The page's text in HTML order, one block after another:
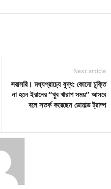
Next article
সরাসরি। মধ্যপ্রাচ্যে যুদ্ধ: কোনো চুক্তি
না হলে ইরানের “খুব খারাপ সময়” আসবে
বলে সতর্ক করেছেন ডোনাল্ড ট্রাম্প